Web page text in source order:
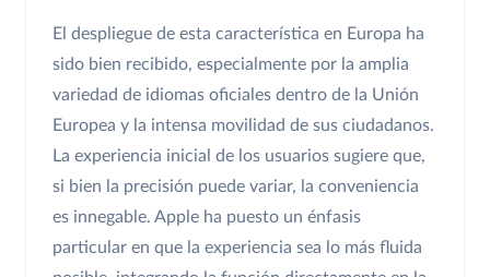
El despliegue de esta característica en Europa ha
sido bien recibido, especialmente por la amplia
variedad de idiomas oficiales dentro de la Unión
Europea y la intensa movilidad de sus ciudadanos.
La experiencia inicial de los usuarios sugiere que,
si bien la precisión puede variar, la conveniencia
es innegable. Apple ha puesto un énfasis
particular en que la experiencia sea lo más fluida